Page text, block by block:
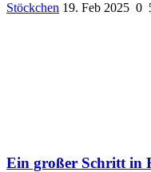
Stöckchen 19. Feb 2025 0
Ein großer Schritt in